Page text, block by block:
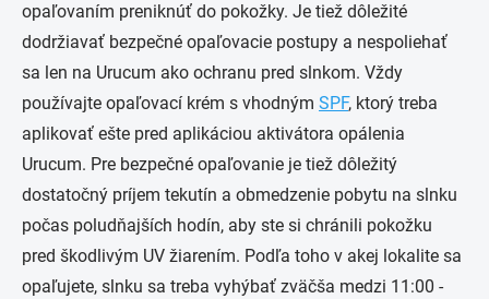
opaľovaním preniknúť do pokožky. Je tiež dôležité
dodržiavať bezpečné opaľovacie postupy a nespoliehať
sa len na Urucum ako ochranu pred slnkom. Vždy
používajte opaľovací krém s vhodným SPF, ktorý treba
aplikovať ešte pred aplikáciou aktivátora opálenia
Urucum. Pre bezpečné opaľovanie je tiež dôležitý
dostatočný príjem tekutín a obmedzenie pobytu na slnku
počas poludňajších hodín, aby ste si chránili pokožku
pred škodlivým UV žiarením. Podľa toho v akej lokalite sa
opaľujete, slnku sa treba vyhýbať zväčša medzi 11:00 -